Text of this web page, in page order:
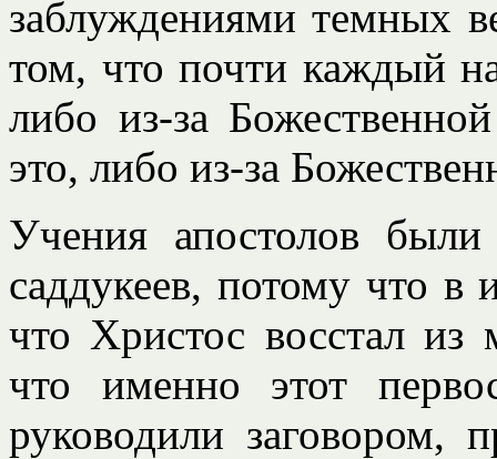
заблуждениями темных
том, что почти каждый
либо из-за
это, либо из-за
Учения апостолов
саддукеев, потому что в
что Христос восстал
что именно этот
руководили заговором,